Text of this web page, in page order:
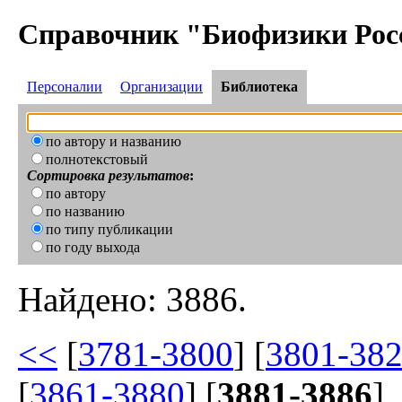
Справочник "Биофизики
Персоналии Организации Библиотека
по автору и названию
полнотекстовый
Сортировка результатов:
по автору
по названию
по типу публикации
по году выхода
Найдено: 3886.
<< [3781-3800] [3801-